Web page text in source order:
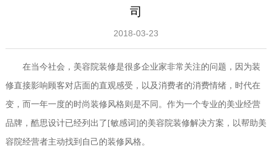
司
2018-03-23
在当今社会，美容院装修是很多企业家非常关注的问题，因为装
修直接影响顾客对店面的直观感受，以及消费者的消费情绪，时代在
变，而一年一度的时尚装修风格则是不同。作为一个专业的美业经营
品牌，酷思设计已经列出了[敏感词]的美容院装修解决方案，以帮助美
容院经营者主动找到自己的装修风格。